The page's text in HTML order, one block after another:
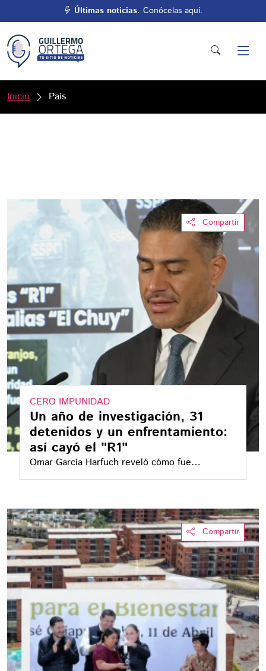
Últimas noticias. Conócelas aquí.
Inicio País
Compartir
CERO IMPUNIDAD
Un año de investigación, 31
detenidos y un enfrentamiento:
así cayó el "R1"
Omar García Harfuch reveló cómo fue
identificado y detenido el "R1", presunto autor
Compartir